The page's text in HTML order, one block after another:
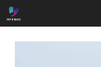
Aller
au